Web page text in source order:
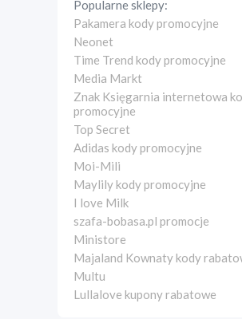
Popularne sklepy:
Pakamera kody promocyjne
Neonet
Time Trend kody promocyjne
Media Markt
Znak Księgarnia internetowa
promocyjne
Top Secret
Adidas kody promocyjne
Moi-Mili
Maylily kody promocyjne
I love Milk
szafa-bobasa.pl promocje
Ministore
Majaland Kownaty kody
Multu
Lullalove kupony rabatowe